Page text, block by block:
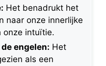
Het benadrukt het
naar onze innerlijke
onze intuïtie.
engelen: Het
als een